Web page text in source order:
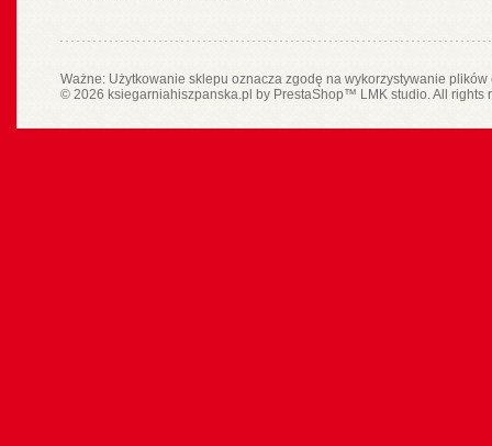
Ważne: Użytkowanie sklepu oznacza zgodę na wykorzystywanie
© 2026 ksiegarniahiszpanska.pl by PrestaShop™ LMK studio. All rights